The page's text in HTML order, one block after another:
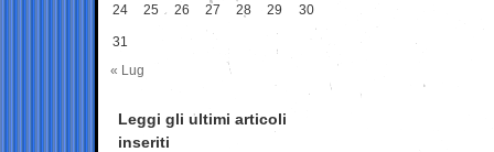
24 25 26 27 28 29 30
31
« Lug
Leggi gli ultimi articoli
inseriti